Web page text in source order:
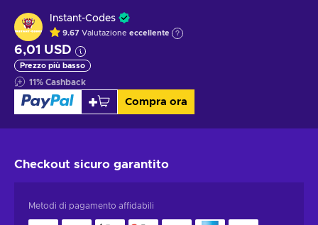
Instant-Codes
9.67 Valutazione eccellente
6,01 USD
Prezzo più basso
11% Cashback
Compra ora
Checkout sicuro garantito
Metodi di pagamento affidabili